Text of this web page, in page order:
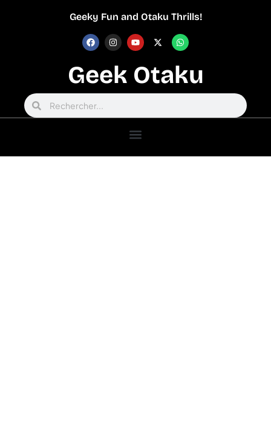
Geeky Fun and Otaku Thrills!
Geek Otaku